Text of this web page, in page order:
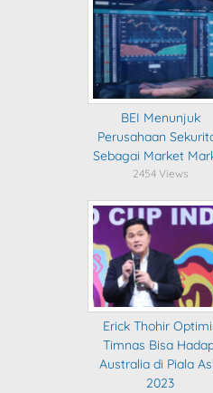
BEI Menunjuk
Perusahaan
Sebagai Market
2454 Views
Erick Thohir
Timnas Bisa
Australia di Piala
2023